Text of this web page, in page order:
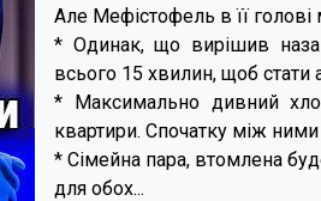
Але Мефістофель в її голові
* Одинак, що вирішив
всього 15 хвилин, щоб
* Максимально дивний
квартири. Спочатку між ними
* Сімейна пара, втомлена
для обох...